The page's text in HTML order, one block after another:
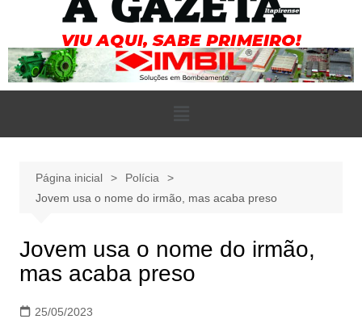
Página inicial
Polícia
Jovem usa o nome do irmão, mas acaba preso
Jovem usa o nome do irmão,
mas acaba preso
25/05/2023